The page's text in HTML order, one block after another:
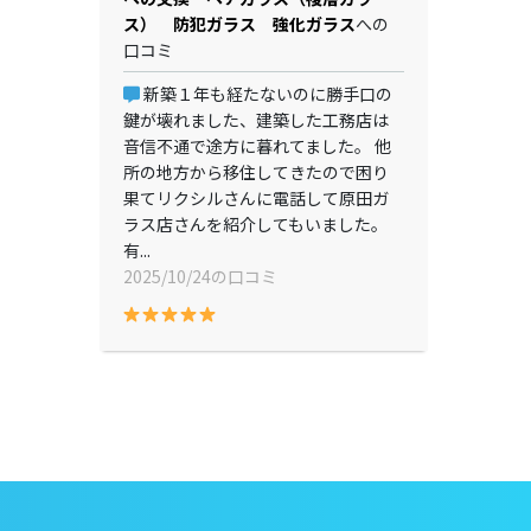
ス） 防犯ガラス 強化ガラスへの
口コミ
新築１年も経たないのに勝手口の
鍵が壊れました、建築した工務店は
音信不通で途方に暮れてました。 他
所の地方から移住してきたので困り
果てリクシルさんに電話して原田ガ
ラス店さんを紹介してもいました。
有...
2025/10/24の口コミ